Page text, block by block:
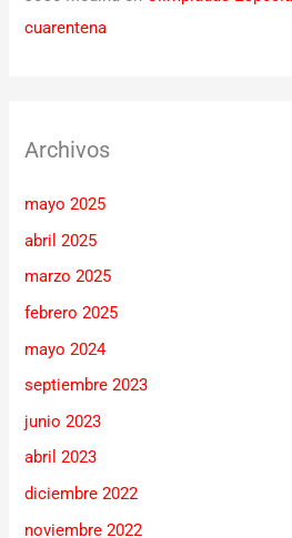
cuarentena
Archivos
mayo 2025
abril 2025
marzo 2025
febrero 2025
mayo 2024
septiembre 2023
junio 2023
abril 2023
diciembre 2022
noviembre 2022